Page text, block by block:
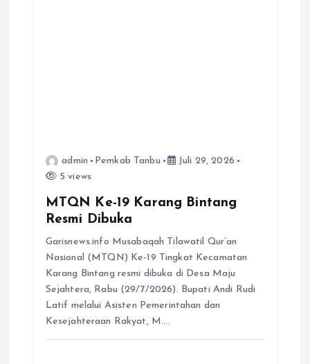
admin Pemkab Tanbu
Juli 29, 2026
5 views
MTQN Ke-19 Karang Bintang
Resmi Dibuka
Garisnews.info Musabaqah Tilawatil Qur’an
Nasional (MTQN) Ke-19 Tingkat Kecamatan
Karang Bintang resmi dibuka di Desa Maju
Sejahtera, Rabu (29/7/2026). Bupati Andi Rudi
Latif melalui Asisten Pemerintahan dan
Kesejahteraan Rakyat, M.…